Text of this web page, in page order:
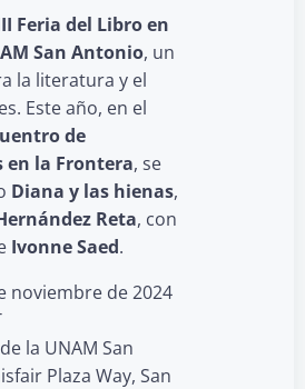
Feria del Libro en
San Antonio, un
la literatura y el
Este año, en el
de
en la Frontera, se
Diana y las hienas,
Reta, con
Ivonne Saed.
noviembre de 2024
la UNAM San
Plaza Way, San